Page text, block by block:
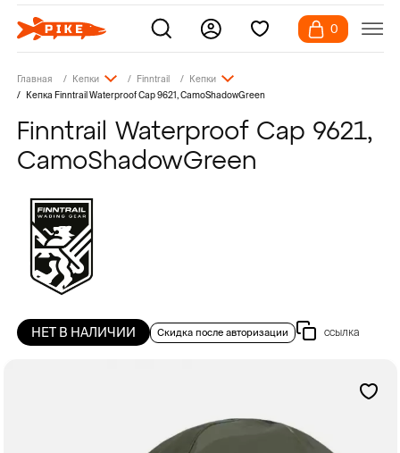
0
Главная Кепки Finntrail
Кепки
Кепка Finntrail Waterproof Cap 9621, CamoShadowGreen
Finntrail Waterproof Cap 9621,
CamoShadowGreen
НЕТ В НАЛИЧИИ ссылка
Скидка после авторизации